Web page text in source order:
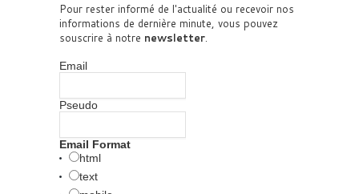
Pour rester informé de l'actualité ou recevoir nos
informations de dernière minute, vous pouvez
souscrire à notre newsletter.
Email
Pseudo
Email Format
html
text